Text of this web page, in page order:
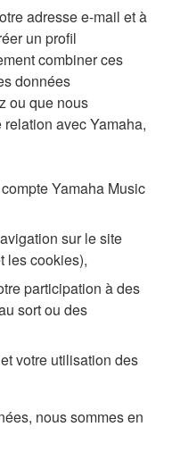
adresse e-mail et à
un profil
combiner ces
données
ou que nous
avec Yamaha,
Yamaha Music
sur le site
les cookies),
participation à des
sort ou des
votre utilisation des
nous sommes en